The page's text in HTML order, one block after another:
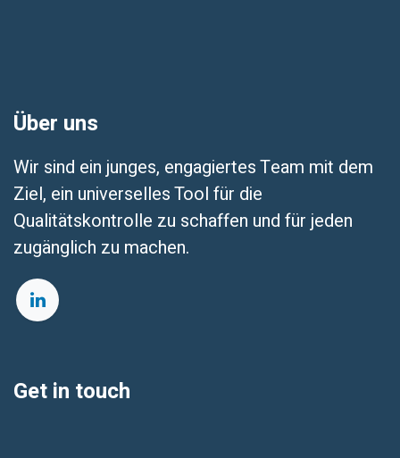
Über uns
Wir sind ein junges, engagiertes Team mit dem
Ziel, ein universelles Tool für die
Qualitätskontrolle zu schaffen und für jeden
zugänglich zu machen.
Get in touch